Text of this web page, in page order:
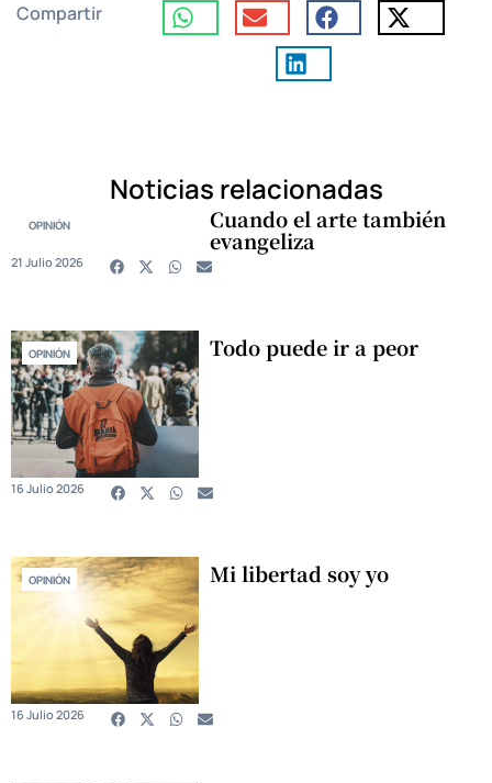
Compartir
Noticias relacionadas
OPINIÓN Cuando el arte también
evangeliza
21 Julio 2026
OPINIÓN Todo puede ir a peor
16 Julio 2026
OPINIÓN Mi libertad soy yo
16 Julio 2026